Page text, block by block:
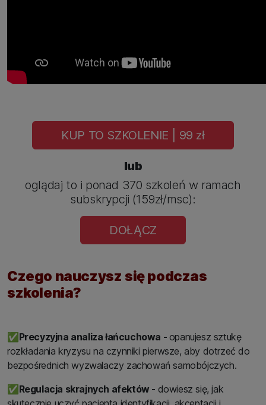
KUP TO SZKOLENIE | 99 zł
lub
oglądaj to i ponad 370 szkoleń w ramach
subskrypcji (159zł/msc):
DOŁĄCZ
Czego nauczysz się podczas
szkolenia?
✅ Precyzyjna analiza łańcuchowa - opanujesz sztukę
rozkładania kryzysu na czynniki pierwsze, aby dotrzeć do
bezpośrednich wyzwalaczy zachowań samobójczych.
✅ Regulacja skrajnych afektów - dowiesz się, jak